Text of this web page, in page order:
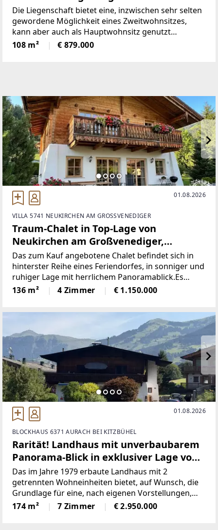
Die Liegenschaft bietet eine, inzwischen sehr selten
gewordene Möglichkeit eines Zweitwohnsitzes,
kann aber auch als Hauptwohnsitz genutzt
werden.Sie ist bestens geeignet für Bewohner, die
dem Lärm und Stress einer Stadt entfliehen
108 m² € 879.000
01.08.2026
VILLA 5741 NEUKIRCHEN AM GROSSVENEDIGER
Traum-Chalet in Top-Lage von
Neukirchen am Großvenediger,
Wildkogel Arena
Das zum Kauf angebotene Chalet befindet sich in
hinterster Reihe eines Feriendorfes, in sonniger und
ruhiger Lage mit herrlichem Panoramablick.Es
bietet helle, geschmackvoll ausgestattete Räume im
modernen, alpinen Style, einen eigenen
136 m² 4 Zimmer € 1.150.000
01.08.2026
BLOCKHAUS 6371 AURACH BEI KITZBÜHEL
Rarität! Landhaus mit unverbaubarem
Panorama-Blick in exklusiver Lage von
Aurach / Kitzbühel
Das im Jahre 1979 erbaute Landhaus mit 2
getrennten Wohneinheiten bietet, auf Wunsch, die
Grundlage für eine, nach eigenen Vorstellungen,
geplante Modernisierung bzw. Um- oder
Neugestaltung.Von besonderem Wert ist das
174 m² 7 Zimmer € 2.950.000